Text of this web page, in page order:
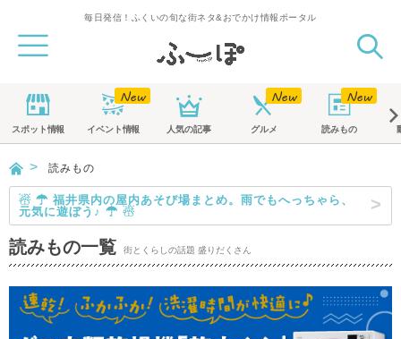
毎日発信！ふくいの旬な街ネタ&おでかけ情報ポータル
スポット情報 イベント情報 人気の記事 グルメ 読みもの
読みもの
☃ ☂ 福井県内の屋内あそび場まとめ。雨でもへっちゃら、
元気に遊ぼう♪ ☂ ☃
読みもの一覧 街とくらしの話題 盛りだくさん